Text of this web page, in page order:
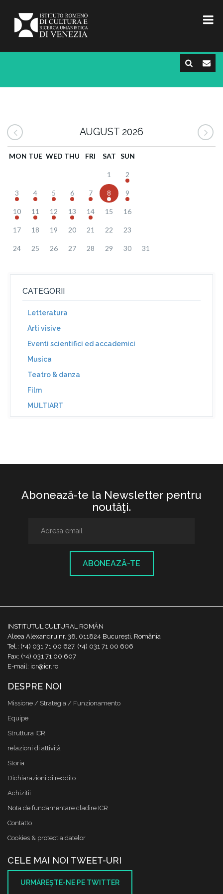
AUGUST 2026
MON TUE WED THU FRI SAT SUN
1 2
3 4 5 6 7 8 9
10 11 12 13 14 15 16
17 18 19 20 21 22 23
24 25 26 27 28 29 30 31
CATEGORII
Letteratura
Arti visive
Eventi scientifici ed accademici
Musica
Teatro & danza
Film
MULTIART
Abonează-te la Newsletter pentru
noutăţi.
ABONEAZĂ-TE
INSTITUTUL CULTURAL ROMÂN
Aleea Alexandru nr. 38, 011824 București, România
Tel.: (+4) 031 71 00 627, (+4) 031 71 00 606
Fax: (+4) 031 71 00 607
E-mail: icr@icr.ro
DESPRE NOI
Missione / Strategia / Funzionamento
Equipe
Struttura ICR
relazioni di attività
Storia
Dichiarazioni di reddito
Achizitii
Nota de fundamentare cladire ICR
Contatto
Cookies & protectia datelor
CELE MAI NOI TWEET-URI
URMĂREŞTE-NE PE TWITTER